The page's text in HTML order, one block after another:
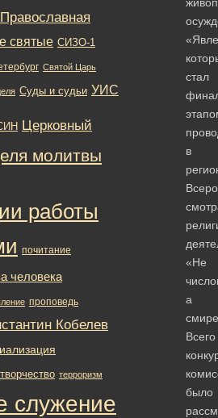
стал
в
«Не
а
Всего
было
святые СИЗО-1
Святой Царь
Суды и судьи УИС
Церковный
молитвы
работы
почитание
человека
проповедь
Кобелев
творчество терроризм
служение